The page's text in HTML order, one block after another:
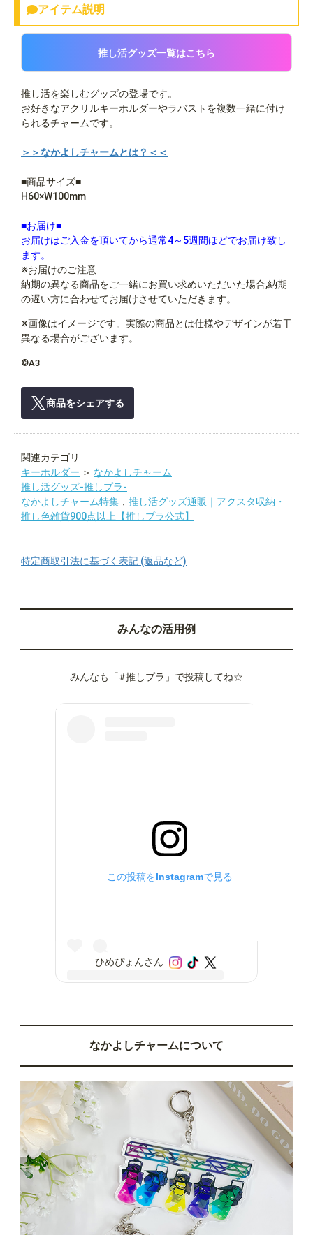
アイテム説明
推し活グッズ一覧はこちら
推し活を楽しむグッズの登場です。
お好きなアクリルキーホルダーやラバストを複数一緒に付け
られるチャームです。
＞＞なかよしチャームとは？＜＜
■商品サイズ■
H60×W100mm
■お届け■
お届けはご入金を頂いてから通常4～5週間ほどでお届け致し
ます。
※お届けのご注意
納期の異なる商品をご一緒にお買い求めいただいた場合,納期
の遅い方に合わせてお届けさせていただきます。
※画像はイメージです。実際の商品とは仕様やデザインが若干
異なる場合がございます。
©A3
商品をシェアする
関連カテゴリ
キーホルダー ＞ なかよしチャーム
推し活グッズ-推しプラ-
なかよしチャーム特集 ， 推し活グッズ通販｜アクスタ収納・
推し色雑貨900点以上【推しプラ公式】
特定商取引法に基づく表記 (返品など)